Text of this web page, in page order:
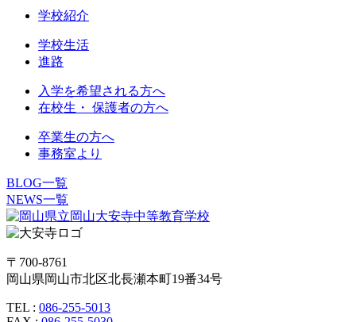
学校紹介
学校生活
進路
入学を希望される方へ
在校生・ 保護者の方へ
卒業生の方へ
事務室より
BLOG一覧
NEWS一覧
〒700-8761
岡山県岡山市北区北長瀬本町19番34号
TEL : 086-255-5013